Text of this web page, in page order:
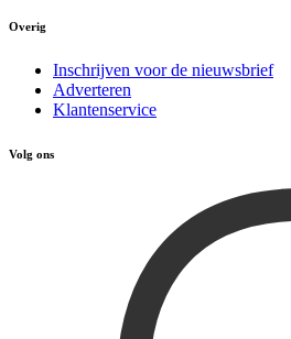
Overig
Inschrijven voor de nieuwsbrief
Adverteren
Klantenservice
Volg ons